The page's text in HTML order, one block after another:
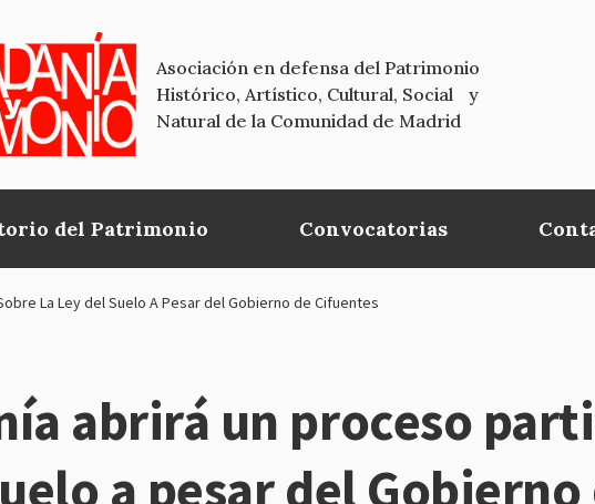
Asociación en defensa del Patrimonio
Histórico, Artístico, Cultural, Social y
Natural de la Comunidad de Madrid
del Patrimonio Convocatorias
La Ley del Suelo A Pesar del Gobierno de Cifuentes
abrirá un proceso
a pesar del